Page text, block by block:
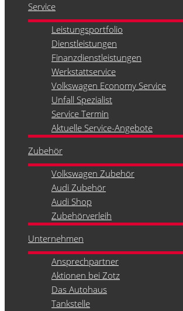
Service
Leistungsportfolio
Dienstleistungen
Finanzdienstleistungen
Werkstattservice
Volkswagen Economy Service
Unfall Spezialist
Service Termin
Aktuelle Service-Angebote
Zubehör
Volkswagen Zubehör
Audi Zubehör
Audi Shop
Zubehörverleih
Unternehmen
Ansprechpartner
Aktionen bei Zotz
Das Autohaus
Tankstelle